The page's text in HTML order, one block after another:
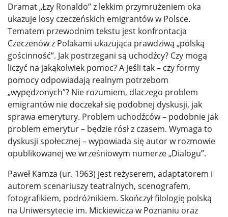
Dramat „Łzy Ronaldo” z lekkim przymrużeniem oka
ukazuje losy czeczeńskich emigrantów w Polsce.
Tematem przewodnim tekstu jest konfrontacja
Czeczenów z Polakami ukazująca prawdziwą „polską
gościnność”. Jak postrzegani są uchodźcy? Czy mogą
liczyć na jakąkolwiek pomoc? A jeśli tak – czy formy
pomocy odpowiadają realnym potrzebom
„wypędzonych”? Nie rozumiem, dlaczego problem
emigrantów nie doczekał się podobnej dyskusji, jak
sprawa emerytury. Problem uchodźców – podobnie jak
problem emerytur – będzie rósł z czasem. Wymaga to
dyskusji społecznej – wypowiada się autor w rozmowie
opublikowanej we wrześniowym numerze „Dialogu”.
Paweł Kamza (ur. 1963) jest reżyserem, adaptatorem i
autorem scenariuszy teatralnych, scenografem,
fotografikiem, podróżnikiem. Skończył filologię polską
na Uniwersytecie im. Mickiewicza w Poznaniu oraz